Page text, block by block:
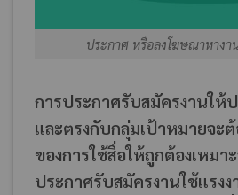
ประกาศ หรือลงโฆษณาหางา
การประกาศรับสมัครงานให้
และตรงกับกลุ่มเป้าหมายจะต้
ของการใช้สื่อให้ถูกต้องเหมา
ประกาศรับสมัครงานใช้แรง